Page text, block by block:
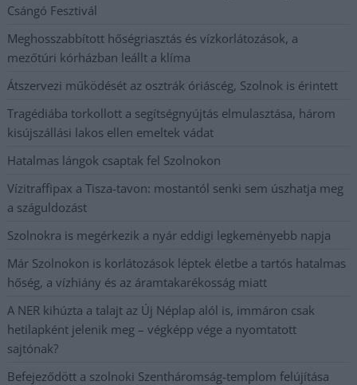
Csángó Fesztivál
Meghosszabbított hőségriasztás és vízkorlátozások, a
mezőtúri kórházban leállt a klíma
Átszervezi működését az osztrák óriáscég, Szolnok is érintett
Tragédiába torkollott a segítségnyújtás elmulasztása, három
kisújszállási lakos ellen emeltek vádat
Hatalmas lángok csaptak fel Szolnokon
Vízitraffipax a Tisza-tavon: mostantól senki sem úszhatja meg
a száguldozást
Szolnokra is megérkezik a nyár eddigi legkeményebb napja
Már Szolnokon is korlátozások léptek életbe a tartós hatalmas
hőség, a vízhiány és az áramtakarékosság miatt
A NER kihúzta a talajt az Új Néplap alól is, immáron csak
hetilapként jelenik meg – végképp vége a nyomtatott
sajtónak?
Befejeződött a szolnoki Szentháromság-templom felújítása